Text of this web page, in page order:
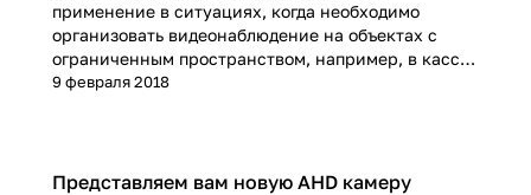
применение в ситуациях, когда необходимо
организовать видеонаблюдение на объектах с
ограниченным пространством, например, в кассе
операциониста, или сделать камеру максимально
9 февраля 2018
Представляем вам новую AHD камеру